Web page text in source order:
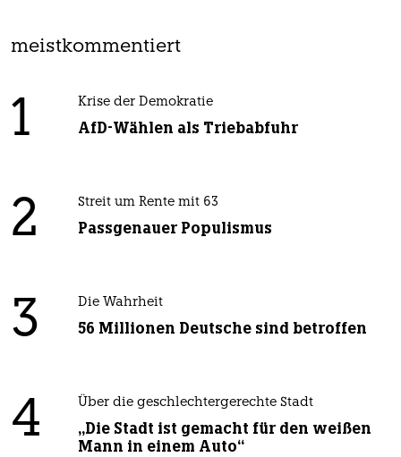
meistkommentiert
1 Krise der Demokratie
AfD-Wählen als Triebabfuhr
2 Streit um Rente mit 63
Passgenauer Populismus
3 Die Wahrheit
56 Millionen Deutsche sind betroffen
4 Über die geschlechtergerechte Stadt
„Die Stadt ist gemacht für den weißen
Mann in einem Auto“